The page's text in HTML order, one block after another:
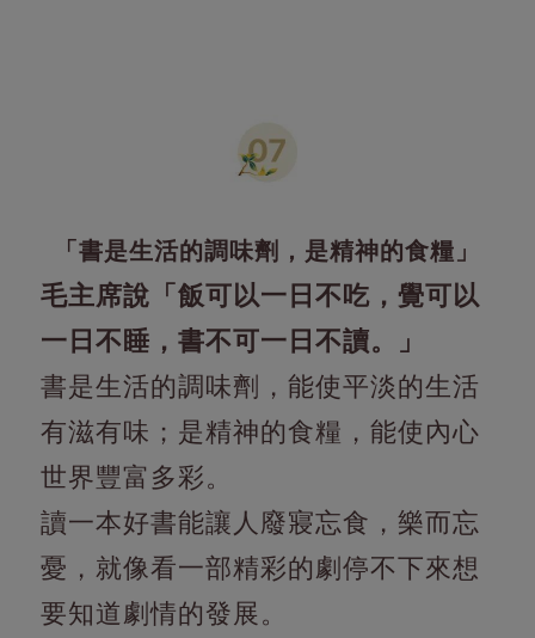
「書是生活的調味劑，是精神的食糧」
毛主席說「飯可以一日不吃，覺可以
一日不睡，書不可一日不讀。」
書是生活的調味劑，能使平淡的生活
有滋有味；是精神的食糧，能使內心
世界豐富多彩。
讀一本好書能讓人廢寢忘食，樂而忘
憂，就像看一部精彩的劇停不下來想
要知道劇情的發展。